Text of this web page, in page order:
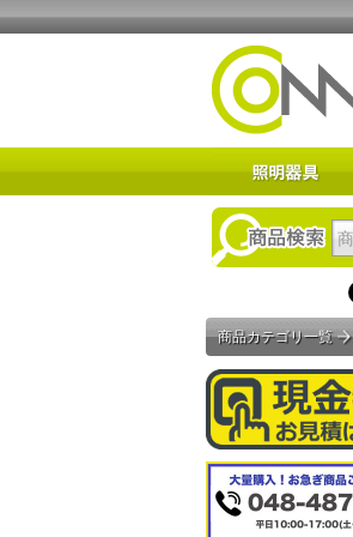
商品カテゴリ一覧